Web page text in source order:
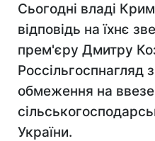
Сьогодні владі
відповідь на їхнє
прем'єру Дмитру
Россільгоспнагляд
обмеження на
України.